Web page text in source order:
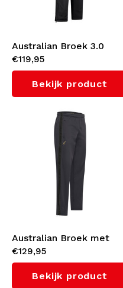
Australian Broek 3.0
(Black)
€119,95
Bekijk product
Australian Broek met
Shadow Bies 3.0 (Black)
€129,95
Bekijk product